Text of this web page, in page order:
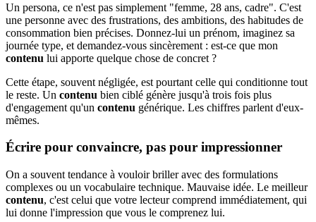
Un persona, ce n'est pas simplement "femme, 28 ans, cadre". C'est
une personne avec des frustrations, des ambitions, des habitudes de
consommation bien précises. Donnez-lui un prénom, imaginez sa
journée type, et demandez-vous sincèrement : est-ce que mon
contenu lui apporte quelque chose de concret ?
Cette étape, souvent négligée, est pourtant celle qui conditionne tout
le reste. Un contenu bien ciblé génère jusqu'à trois fois plus
d'engagement qu'un contenu générique. Les chiffres parlent d'eux-
mêmes.
Écrire pour convaincre, pas pour impressionner
On a souvent tendance à vouloir briller avec des formulations
complexes ou un vocabulaire technique. Mauvaise idée. Le meilleur
contenu, c'est celui que votre lecteur comprend immédiatement, qui
lui donne l'impression que vous le comprenez lui.